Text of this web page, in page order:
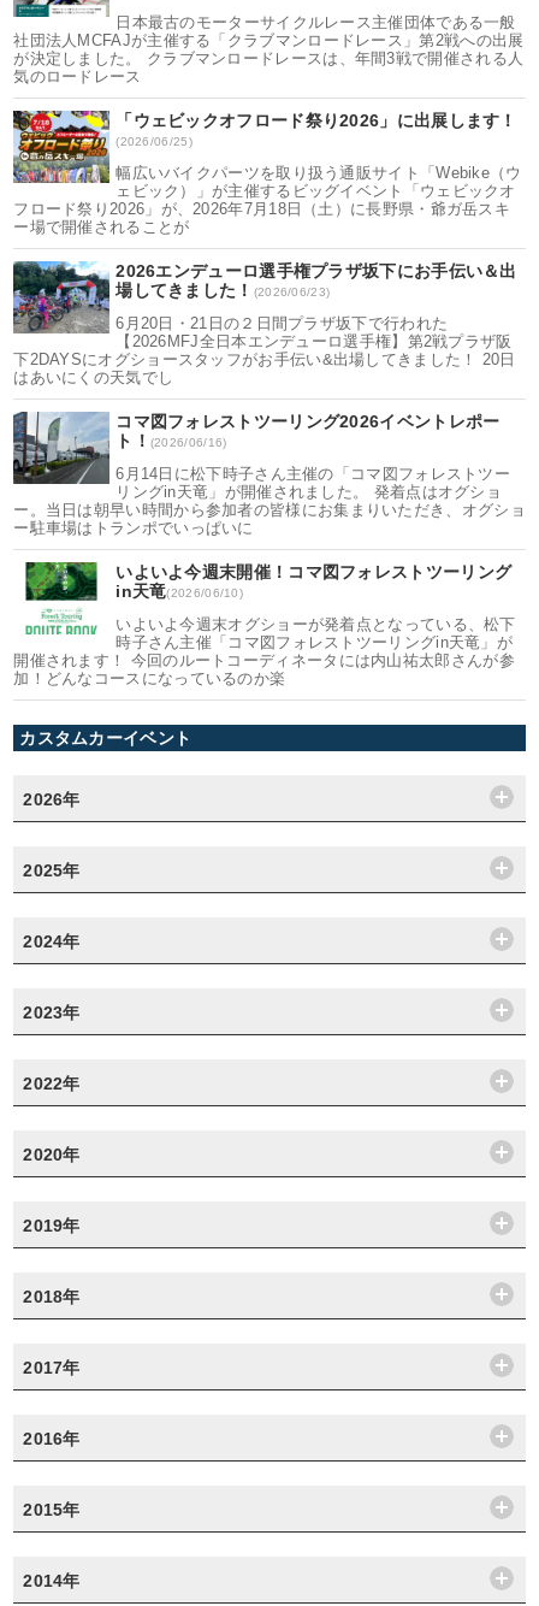
日本最古のモーターサイクルレース主催団体である一般
社団法人MCFAJが主催する「クラブマンロードレース」第2戦への出展
が決定しました。 クラブマンロードレースは、年間3戦で開催される人
気のロードレース
「ウェビックオフロード祭り2026」に出展します！
(2026/06/25)
幅広いバイクパーツを取り扱う通販サイト「Webike（ウ
ェビック）」が主催するビッグイベント「ウェビックオ
フロード祭り2026」が、2026年7月18日（土）に長野県・爺ガ岳スキ
ー場で開催されることが
2026エンデューロ選手権プラザ坂下にお手伝い＆出
場してきました！ (2026/06/23)
6月20日・21日の２日間プラザ坂下で行われた
【2026MFJ全日本エンデューロ選手権】第2戦プラザ阪
下2DAYSにオグショースタッフがお手伝い&出場してきました！ 20日
はあいにくの天気でし
コマ図フォレストツーリング2026イベントレポー
ト！ (2026/06/16)
6月14日に松下時子さん主催の「コマ図フォレストツー
リングin天竜」が開催されました。 発着点はオグショ
ー。当日は朝早い時間から参加者の皆様にお集まりいただき、オグショ
ー駐車場はトランポでいっぱいに
いよいよ今週末開催！コマ図フォレストツーリング
in天竜(2026/06/10)
いよいよ今週末オグショーが発着点となっている、松下
時子さん主催「コマ図フォレストツーリングin天竜」が
開催されます！ 今回のルートコーディネータには内山祐太郎さんが参
加！どんなコースになっているのか楽
カスタムカーイベント
2026年
2025年
2024年
2023年
2022年
2020年
2019年
2018年
2017年
2016年
2015年
2014年